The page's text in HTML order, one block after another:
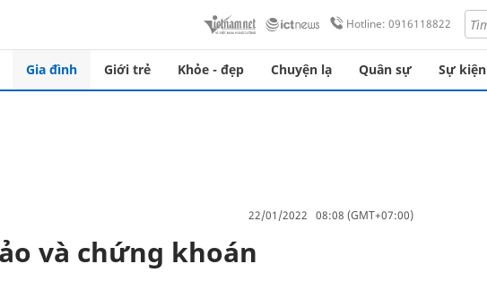
Hotline: 0916118822
Gia đình Giới trẻ Khỏe - đẹp Chuyện lạ Quân sự Sự kiện
22/01/2022 08:08 (GMT+07:00)
và chứng khoán